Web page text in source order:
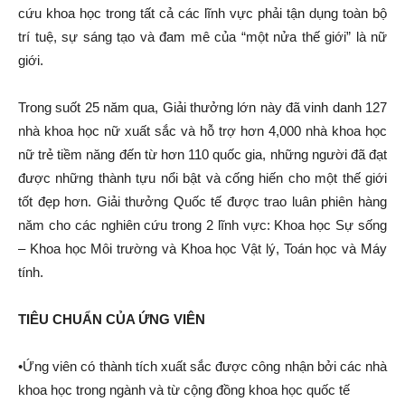
cứu khoa học trong tất cả các lĩnh vực phải tận dụng toàn bộ
trí tuệ, sự sáng tạo và đam mê của “một nửa thế giới” là nữ
giới.
Trong suốt 25 năm qua, Giải thưởng lớn này đã vinh danh 127
nhà khoa học nữ xuất sắc và hỗ trợ hơn 4,000 nhà khoa học
nữ trẻ tiềm năng đến từ hơn 110 quốc gia, những người đã đạt
được những thành tựu nổi bật và cống hiến cho một thế giới
tốt đẹp hơn. Giải thưởng Quốc tế được trao luân phiên hàng
năm cho các nghiên cứu trong 2 lĩnh vực: Khoa học Sự sống
– Khoa học Môi trường và Khoa học Vật lý, Toán học và Máy
tính.
TIÊU CHUẨN CỦA ỨNG VIÊN
•Ứng viên có thành tích xuất sắc được công nhận bởi các nhà
khoa học trong ngành và từ cộng đồng khoa học quốc tế